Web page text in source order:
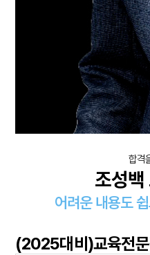
합격
조성백
어려운 내용도
(2025대비)교육전